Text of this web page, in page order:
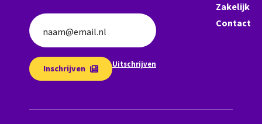
naam@email.nl
Inschrijven Uitschrijven
Zakelijk
Contact